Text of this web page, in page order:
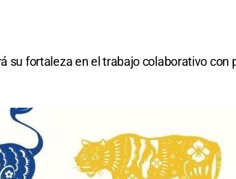
su fortaleza en el trabajo colaborativo con